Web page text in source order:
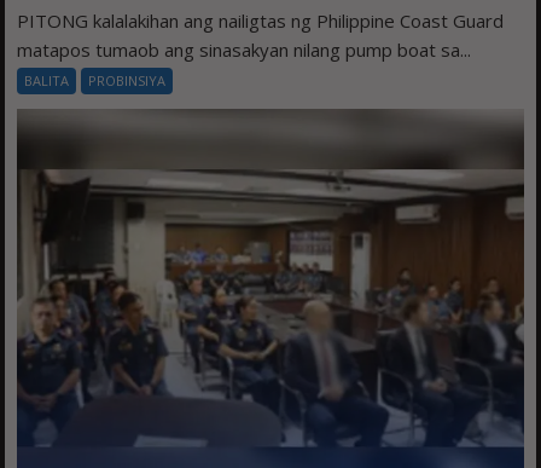
PITONG kalalakihan ang nailigtas ng Philippine Coast Guard
matapos tumaob ang sinasakyan nilang pump boat sa...
BALITA PROBINSIYA